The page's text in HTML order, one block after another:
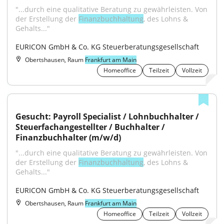
"...durch eine qualitative Beratung zu gewährleisten. Von
der Erstellung der Finanzbuchhaltung, des Lohns &
Gehalts..."
EURICON GmbH & Co. KG Steuerberatungsgesellschaft
Obertshausen, Raum Frankfurt am Main
Homeoffice
Teilzeit Vollzeit
Gesucht: Payroll Specialist / Lohnbuchhalter /
Steuerfachangestellter / Buchhalter /
Finanzbuchhalter (m/w/d)
"...durch eine qualitative Beratung zu gewährleisten. Von
der Erstellung der Finanzbuchhaltung, des Lohns &
Gehalts..."
EURICON GmbH & Co. KG Steuerberatungsgesellschaft
Obertshausen, Raum Frankfurt am Main
Homeoffice
Teilzeit Vollzeit